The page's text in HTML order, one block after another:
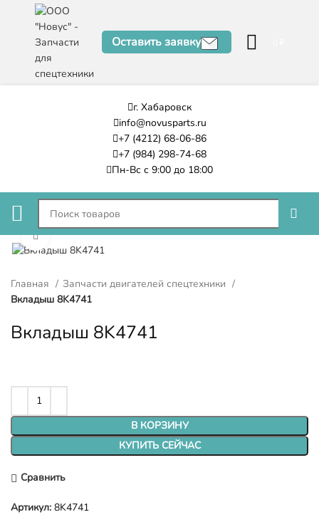
Оставить заявку
г. Хабаровск
info@novusparts.ru
+7 (4212) 68-06-86
+7 (984) 298-74-68
Пн-Вс с 9:00 до 18:00
Нажмите, чтобы увеличить
Главная
Запчасти двигателей спецтехники
Вкладыш 8K4741
Вкладыш 8K4741
В КОРЗИНУ
КУПИТЬ СЕЙЧАС
Сравнить
Артикул: 8K4741